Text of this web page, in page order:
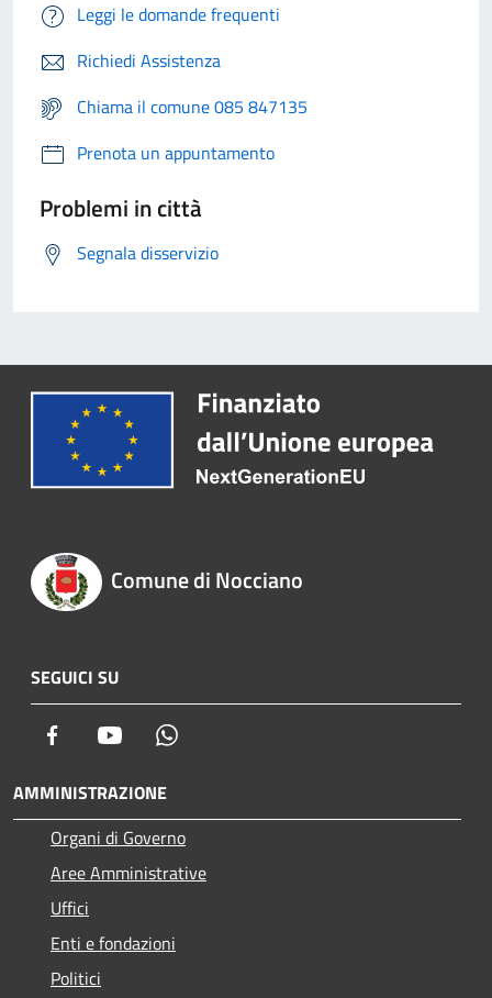
Leggi le domande frequenti
Richiedi Assistenza
Chiama il comune 085 847135
Prenota un appuntamento
Problemi in città
Segnala disservizio
Comune di Nocciano
SEGUICI SU
Facebook Youtube
AMMINISTRAZIONE
Organi di Governo
Aree Amministrative
Uffici
Enti e fondazioni
Politici